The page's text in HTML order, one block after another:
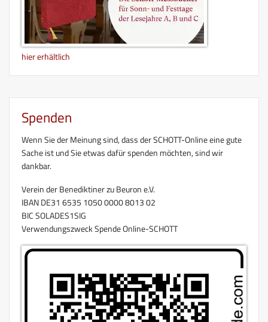
hier erhältlich
Spenden
Wenn Sie der Meinung sind, dass der SCHOTT-Online eine gute
Sache ist und Sie etwas dafür spenden möchten, sind wir
dankbar.
Verein der Benediktiner zu Beuron e.V.
IBAN DE31 6535 1050 0000 8013 02
BIC SOLADES1SIG
Verwendungszweck Spende Online-SCHOTT